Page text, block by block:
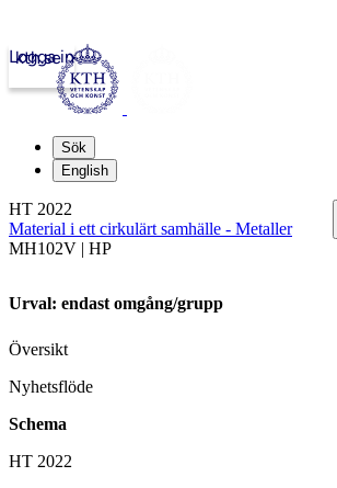
kth.se
Logga in
Sök
English
HT 2022
Material i ett cirkulärt samhälle - Metaller
MH102V | HP
Urval: endast omgång/grupp
Översikt
Nyhetsflöde
Schema
HT 2022